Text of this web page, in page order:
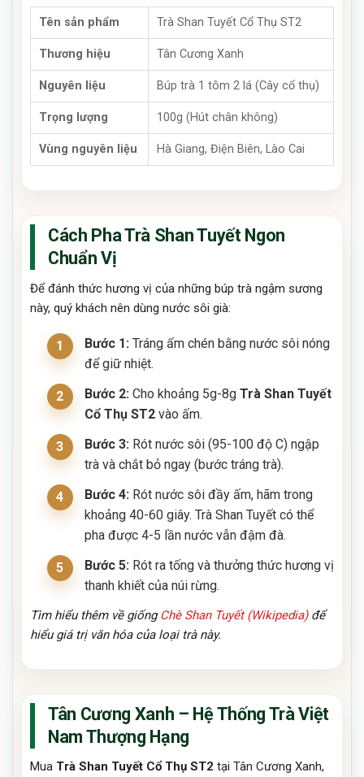
Tên sản phẩm Trà Shan Tuyết Cổ Thụ ST2
Thương hiệu Tân Cương Xanh
Nguyên liệu Búp trà 1 tôm 2 lá (Cây cổ thụ)
Trọng lượng 100g (Hút chân không)
Vùng nguyên liệu Hà Giang, Điện Biên, Lào Cai
Cách Pha Trà Shan Tuyết Ngon
Chuẩn Vị
Để đánh thức hương vị của những búp trà ngậm sương
này, quý khách nên dùng nước sôi già:
Bước 1:Tráng ấm chén bằng nước sôi nóng
để giữ nhiệt.
Bước 2:Cho khoảng 5g-8g Trà Shan Tuyết
Cổ Thụ ST2vào ấm.
Bước 3:Rót nước sôi (95-100 độ C) ngập
trà và chắt bỏ ngay (bước tráng trà).
Bước 4:Rót nước sôi đầy ấm, hãm trong
khoảng 40-60 giây. Trà Shan Tuyết có thể
pha được 4-5 lần nước vẫn đậm đà.
Bước 5:Rót ra tống và thưởng thức hương vị
thanh khiết của núi rừng.
Tìm hiểu thêm về giốngChè Shan Tuyết (Wikipedia)để
hiểu giá trị văn hóa của loại trà này.
Tân Cương Xanh – Hệ Thống Trà Việt
Nam Thượng Hạng
Mua Trà Shan Tuyết Cổ Thụ ST2 tại Tân Cương Xanh,